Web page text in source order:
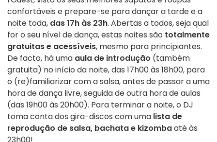
confortáveis e prepare-se para dançar a tarde e a
noite toda, das 17h às 23h. Abertas a todos, seja qual
for o seu nível de dança, estas noites são totalmente
gratuitas e acessíveis, mesmo para principiantes.
De facto, há uma aula de introdução (também
gratuita) no início da noite, das 17h00 às 18h00, para
o (re)familiarizar com a salsa, antes de passar a uma
hora de dança livre, seguida de outra hora de aulas
(das 19h00 às 20h00). Para terminar a noite, o DJ
toma conta dos gira-discos com uma lista de
reprodução de salsa, bachata e kizombaaté às